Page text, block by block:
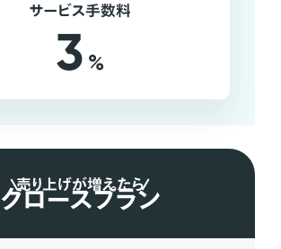
サービス手数料
3 %
売り上げが増えたら
グロースプラン